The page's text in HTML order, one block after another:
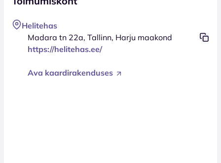
Helitehas
Madara tn 22a, Tallinn, Harju maakond
https://helitehas.ee/
Ava kaardirakenduses